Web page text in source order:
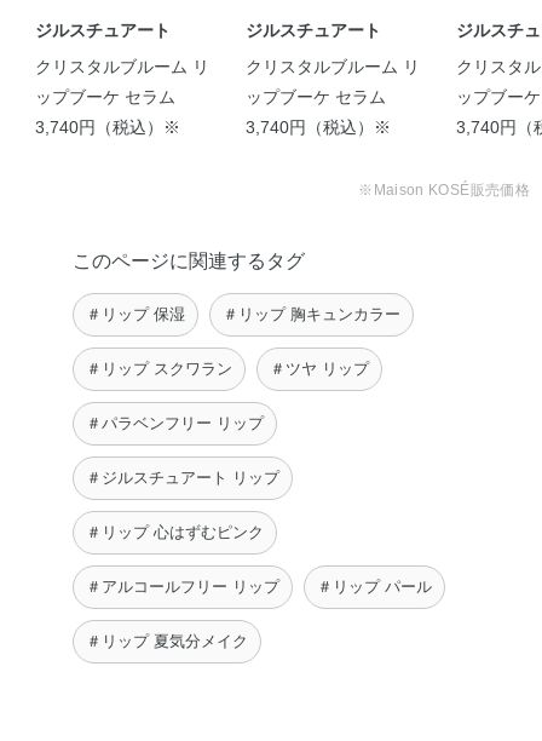
ジルスチュアート
クリスタルブルーム リ
ップブーケ セラム
3,740円（税込）※
ジルスチュアート
クリスタルブルーム リ
ップブーケ セラム
3,740円（税込）※
ジルスチ
クリスタ
ップブー
3,740円（
※Maison KOSÉ販売価格
このページに関連するタグ
＃リップ 保湿 ＃リップ 胸キュンカラー
＃リップ スクワラン ＃ツヤ リップ
＃パラベンフリー リップ
＃ジルスチュアート リップ
＃リップ 心はずむピンク
＃アルコールフリー リップ ＃リップ パール
＃リップ 夏気分メイク